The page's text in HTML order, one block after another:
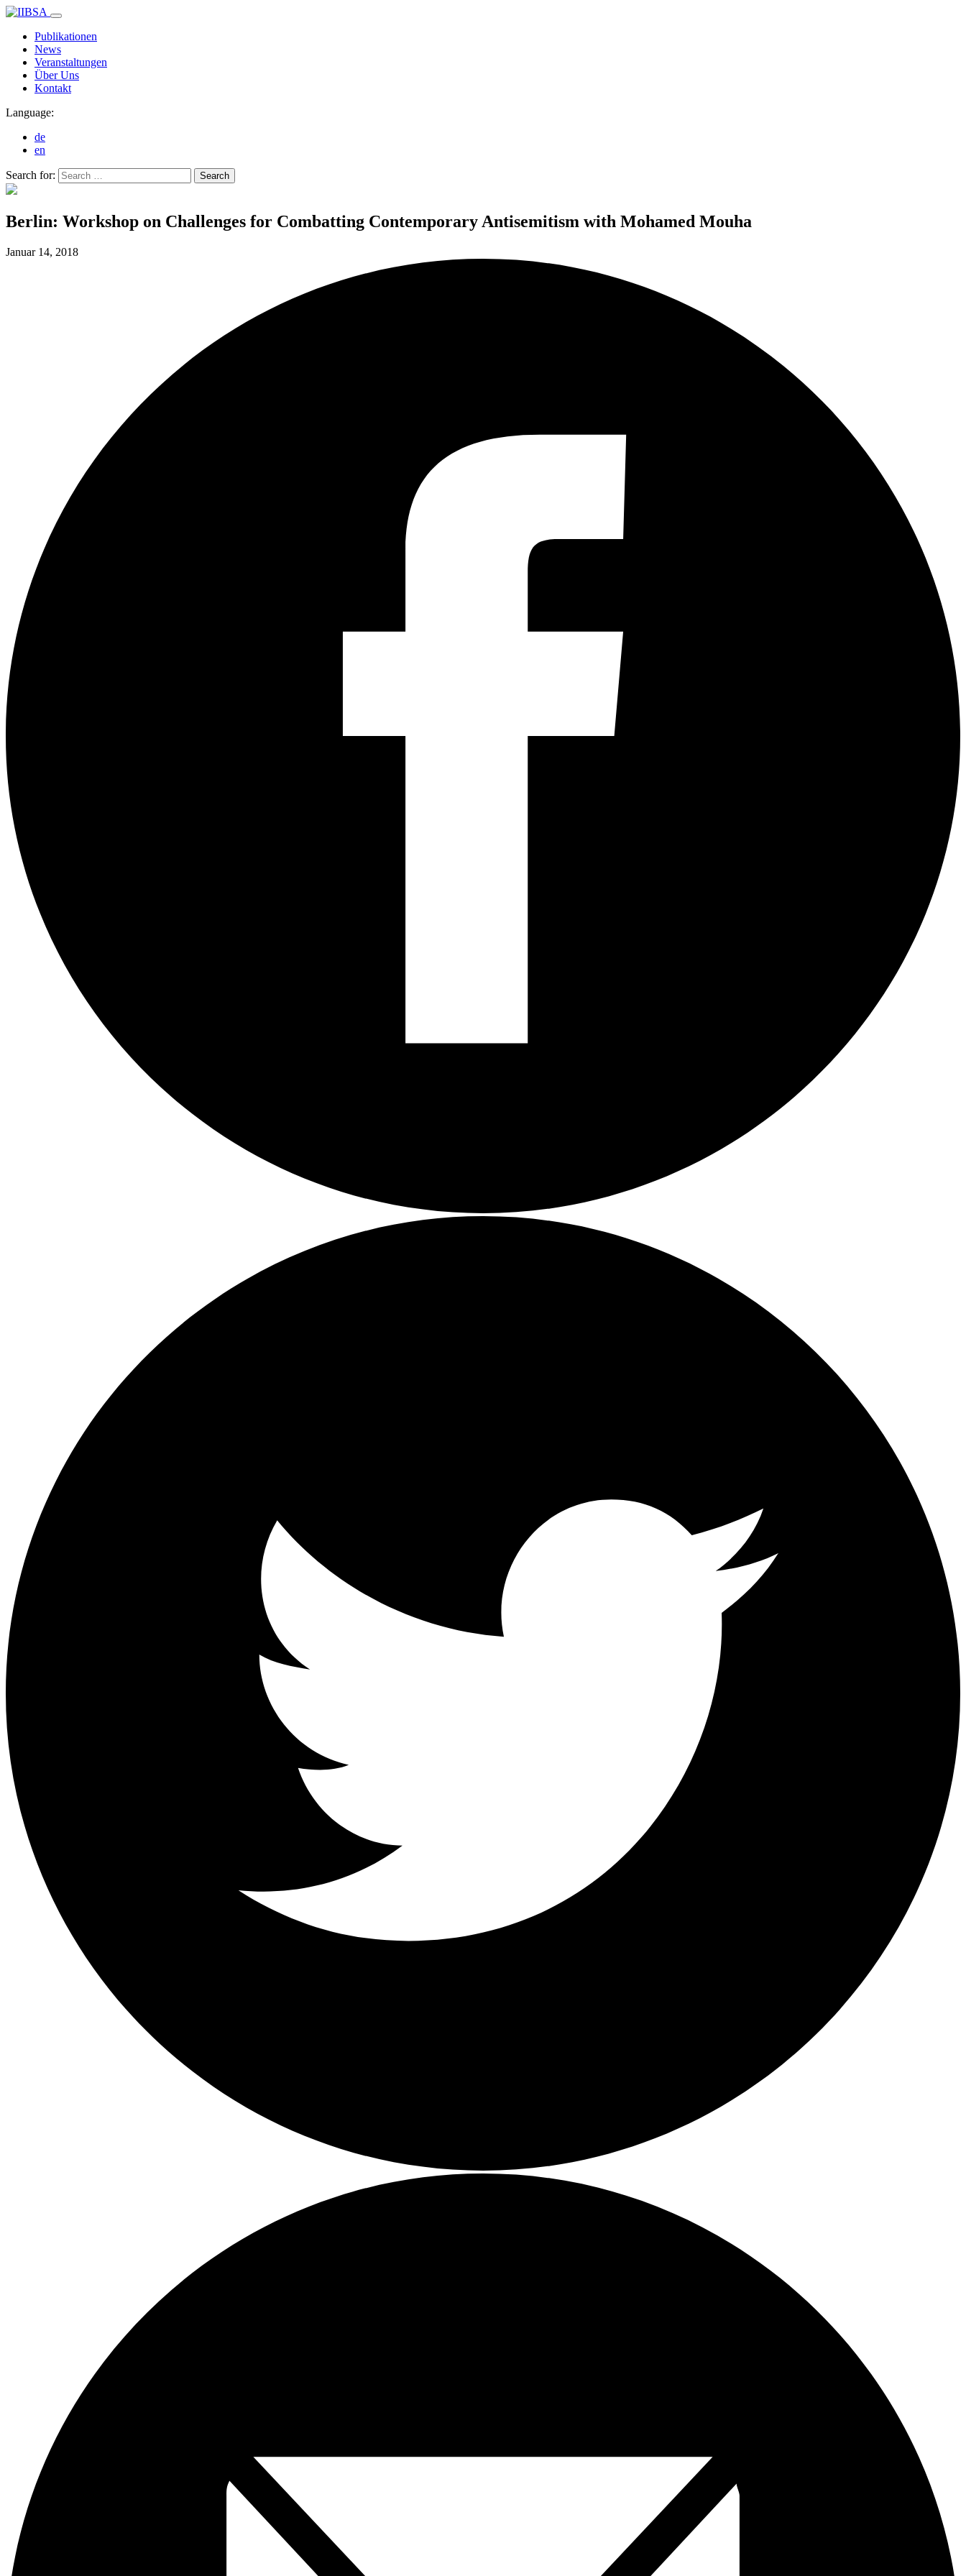
Publikationen
News
Veranstaltungen
Über Uns
Kontakt
Language:
de
en
Search for: Search
Berlin: Workshop on Challenges for Combatting Contemporary Antisemitism with Mohamed Mouha
Januar 14, 2018